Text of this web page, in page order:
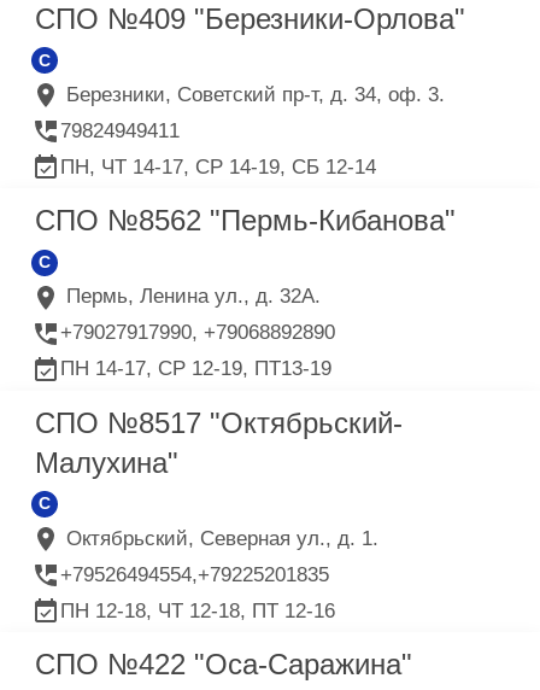
СПО №409 "Березники-Орлова"
C
Березники, Советский пр-т, д. 34, оф. 3.
79824949411
ПН, ЧТ 14-17, СР 14-19, СБ 12-14
СПО №8562 "Пермь-Кибанова"
C
Пермь, Ленина ул., д. 32А.
+79027917990, +79068892890
ПН 14-17, СР 12-19, ПТ13-19
СПО №8517 "Октябрьский-
Малухина"
C
Октябрьский, Северная ул., д. 1.
+79526494554,+79225201835
ПН 12-18, ЧТ 12-18, ПТ 12-16
СПО №422 "Оса-Саражина"